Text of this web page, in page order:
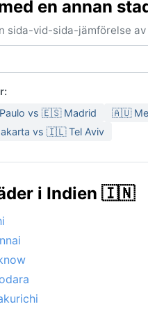
en annan
sida-vid-sida-jämförelse
vs 🇪🇸 Madrid 🇦🇺
vs 🇮🇱 Tel Aviv
i Indien 🇮🇳